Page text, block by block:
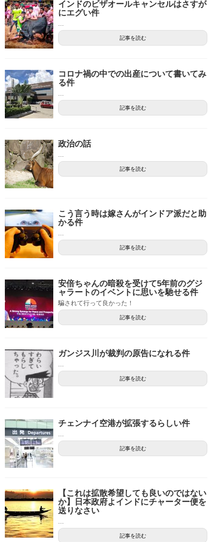
インドのビザオールキャンセルはさすが
にエグい件
...
記事を読む
コロナ禍の中での出産について書いてみ
る件
...
記事を読む
政治の話
...
記事を読む
こう言う時は嫁さんがインドア派だと助
かる件
...
記事を読む
安倍ちゃんの暗殺を受けて5年前のグジ
ャラートのイベントに思いを馳せる件
騙されて行って良かった！
記事を読む
ガンジス川が裁判の原告になれる件
...
記事を読む
チェンナイ空港が拡張するらしい件
...
記事を読む
【これは拡散希望しても良いのではない
か】日本政府よインドにチャーター便を
送りなさい
...
記事を読む